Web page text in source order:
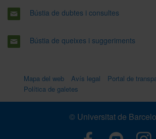
Bústia de dubtes i consultes
Bústia de queixes i suggeriments
Mapa del web Avís legal
Portal de
Política de galetes
© Universitat de